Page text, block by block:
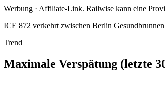
Werbung · Affiliate-Link. Railwise kann eine
ICE 872 verkehrt zwischen Berlin
Trend
Maximale Verspätung (letzte